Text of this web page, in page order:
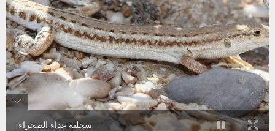
سحلية عداء الصحراء